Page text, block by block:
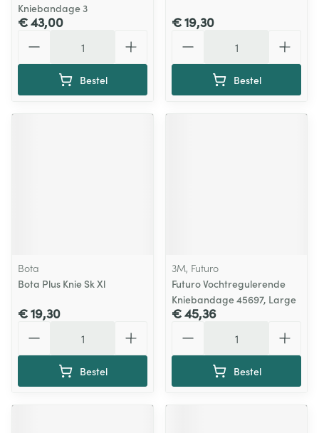
Kniebandage 3
€ 43,00
Bestel
€ 19,30
Bestel
Bota
Bota Plus Knie Sk Xl
€ 19,30
Bestel
3M, Futuro
Futuro Vochtregulerende
Kniebandage 45697, Large
€ 45,36
Bestel